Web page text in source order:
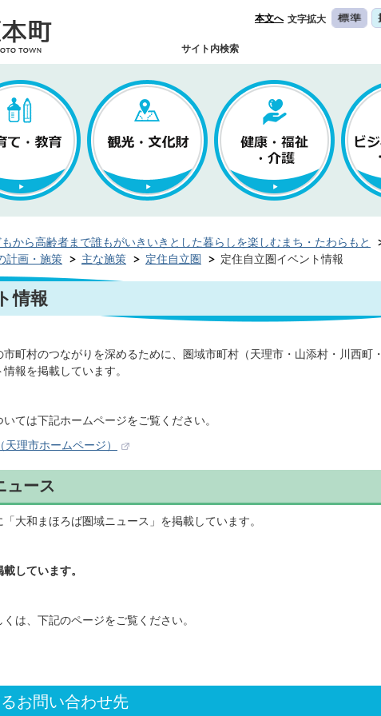
本文へ 文字拡大
サイト内検索
から高齢者まで誰もがいきいきとした暮らしを楽しむまち・たわらもと
計画・施策
主な施策 定住自立圏 定住自立圏イベント情報
情報
町村のつながりを深めるために、圏域市町村（天理市・山添村・川西町・
報を掲載しています。
ては下記ホームページをご覧ください。
理市ホームページ）
ュース
大和まほろば圏域ニュース」を掲載しています。
しています。
は、下記のページをご覧ください。
お問い合わせ先